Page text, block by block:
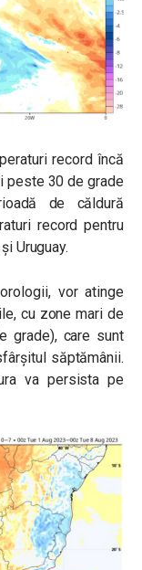
record încă
peste 30 de grade
de căldură
record pentru
Uruguay.
vor atinge
cu zone mari de
grade), care sunt
săptămânii.
va persista pe